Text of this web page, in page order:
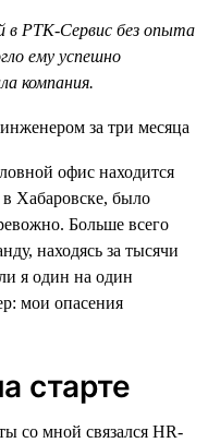
в РТК-Сервис без опыта
ему успешно
компания.
офис находится
Хабаровске, было
Больше всего
находясь за тысячи
я один на один
мои опасения
старте
со мной связался HR-